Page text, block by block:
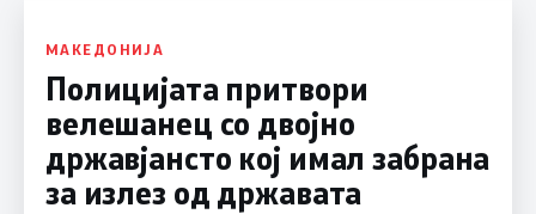
целина
МАКЕДОНИЈА
Полицијата притвори
велешанец со двојно
државјансто кој имал забрана
за излез од државата